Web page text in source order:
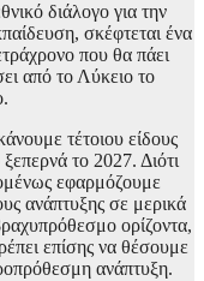
διάλογο για την
σκέφτεται ένα
που θα πάει
από το Λύκειο το
τέτοιου είδους
το 2027. Διότι
εφαρμόζουμε
ανάπτυξης σε μερικά
ορίζοντα,
επίσης να θέσουμε
ανάπτυξη.